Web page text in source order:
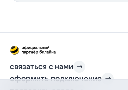
связаться с нами
оформить подключение